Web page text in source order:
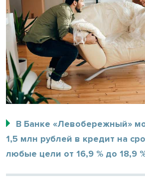
В Банке «Левобережный»
1,5 млн рублей в кредит на
любые цели от 16,9 % до 18,9